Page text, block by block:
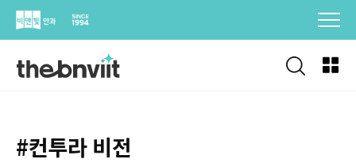
Skip
#컨투라 비전